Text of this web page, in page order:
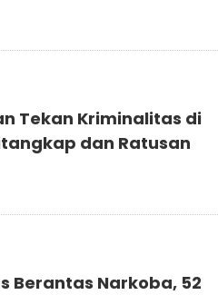
Tekan Kriminalitas di
dan Ratusan
Berantas Narkoba, 52